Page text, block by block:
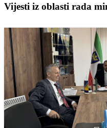
Vijesti iz oblasti rada